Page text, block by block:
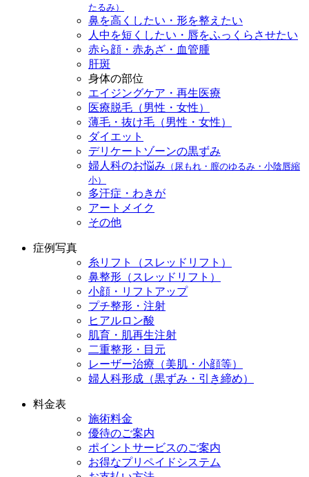
たるみ）
鼻を高くしたい・形を整えたい
人中を短くしたい・唇をふっくらさせたい
赤ら顔・赤あざ・血管腫
肝斑
身体の部位
エイジングケア・再生医療
医療脱毛（男性・女性）
薄毛・抜け毛（男性・女性）
ダイエット
デリケートゾーンの黒ずみ
婦人科のお悩み （尿もれ・膣のゆるみ・小陰唇縮
小）
多汗症・わきが
アートメイク
その他
症例写真
糸リフト（スレッドリフト）
鼻整形（スレッドリフト）
小顔・リフトアップ
プチ整形・注射
ヒアルロン酸
肌育・肌再生注射
二重整形・目元
レーザー治療（美肌・小顔等）
婦人科形成（黒ずみ・引き締め）
料金表
施術料金
優待のご案内
ポイントサービスのご案内
お得なプリペイドシステム